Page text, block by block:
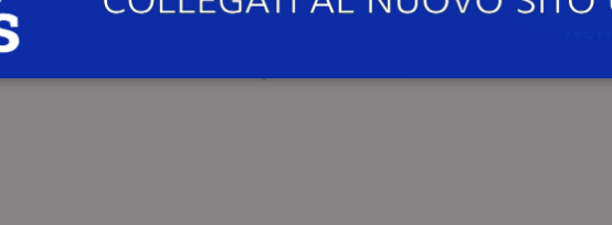
link
UCGe1kHunFQ5WMKIpVhXr04A